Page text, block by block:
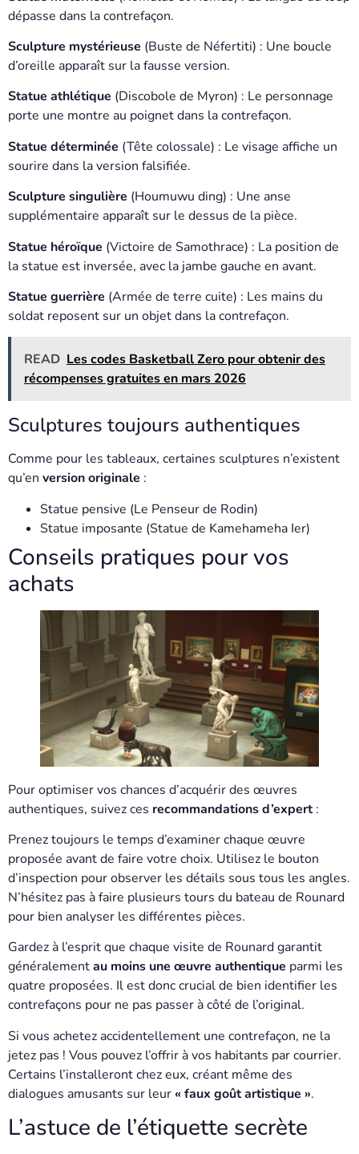
dépasse dans la contrefaçon.
Sculpture mystérieuse (Buste de Néfertiti) : Une boucle
d’oreille apparaît sur la fausse version.
Statue athlétique (Discobole de Myron) : Le personnage
porte une montre au poignet dans la contrefaçon.
Statue déterminée (Tête colossale) : Le visage affiche un
sourire dans la version falsifiée.
Sculpture singulière (Houmuwu ding) : Une anse
supplémentaire apparaît sur le dessus de la pièce.
Statue héroïque (Victoire de Samothrace) : La position de
la statue est inversée, avec la jambe gauche en avant.
Statue guerrière (Armée de terre cuite) : Les mains du
soldat reposent sur un objet dans la contrefaçon.
READ Les codes Basketball Zero pour obtenir des
récompenses gratuites en mars 2026
Sculptures toujours authentiques
Comme pour les tableaux, certaines sculptures n’existent
qu’en version originale :
Statue pensive (Le Penseur de Rodin)
Statue imposante (Statue de Kamehameha Ier)
Conseils pratiques pour vos
achats
Pour optimiser vos chances d’acquérir des œuvres
authentiques, suivez ces recommandations d’expert:
Prenez toujours le temps d’examiner chaque œuvre
proposée avant de faire votre choix. Utilisez le bouton
d’inspection pour observer les détails sous tous les angles.
N’hésitez pas à faire plusieurs tours du bateau de Rounard
pour bien analyser les différentes pièces.
Gardez à l’esprit que chaque visite de Rounard garantit
généralementau moins une œuvre authentique parmi les
quatre proposées. Il est donc crucial de bien identifier les
contrefaçons pour ne pas passer à côté de l’original.
Si vous achetez accidentellement une contrefaçon, ne la
jetez pas ! Vous pouvez l’offrir à vos habitants par courrier.
Certains l’installeront chez eux, créant même des
dialogues amusants sur leur « faux goût artistique ».
L’astuce de l’étiquette secrète